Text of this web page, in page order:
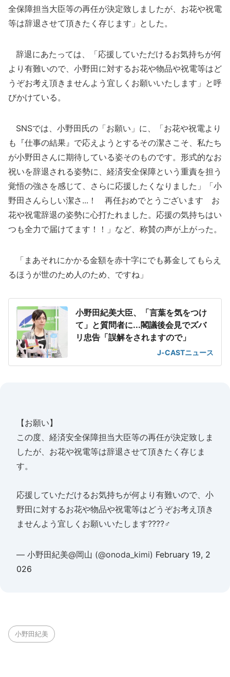
全保障担当大臣等の再任が決定致しましたが、お花や祝電
等は辞退させて頂きたく存じます」とした。
辞退にあたっては、「応援していただけるお気持ちが何
より有難いので、小野田に対するお花や物品や祝電等はど
うぞお考え頂きませんよう宜しくお願いいたします」と呼
びかけている。
SNSでは、小野田氏の「お願い」に、「お花や祝電より
も『仕事の結果』で応えようとするその潔さこそ、私たち
が小野田さんに期待している姿そのものです。形式的なお
祝いを辞退される姿勢に、経済安全保障という重責を担う
覚悟の強さを感じて、さらに応援したくなりました」「小
野田さんらしい潔さ...！ 再任おめでとうございます お
花や祝電辞退の姿勢に心打たれました。応援の気持ちはい
つも全力で届けてます！！」など、称賛の声が上がった。
「まあそれにかかる金額を赤十字にでも募金してもらえ
るほうが世のため人のため、ですね」
小野田紀美大臣、「言葉を気をつけ
て」と質問者に...閣議後会見でズバ
リ忠告「誤解をされますので」
J-CASTニュース
【お願い】
この度、経済安全保障担当大臣等の再任が決定致しま
したが、お花や祝電等は辞退させて頂きたく存じま
す。
応援していただけるお気持ちが何より有難いので、小
野田に対するお花や物品や祝電等はどうぞお考え頂き
ませんよう宜しくお願いいたします????‍♂️
— 小野田紀美@岡山 (@onoda_kimi) February 19, 2
026
小野田紀美